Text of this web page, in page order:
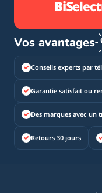
Vos avantages
Conseils experts par
Garantie satisfait ou
Des marques avec
Retours 30 jours